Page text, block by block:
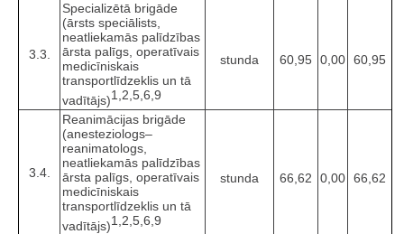
3.3.
Specializētā brigāde
(ārsts speciālists,
neatliekamās palīdzības
ārsta palīgs, operatīvais
medicīniskais
transportlīdzeklis un tā
vadītājs)1,2,5,6,9
stunda 60,95 0,00 60,95
3.4.
Reanimācijas brigāde
(anesteziologs–
reanimatologs,
neatliekamās palīdzības
ārsta palīgs, operatīvais
medicīniskais
transportlīdzeklis un tā
vadītājs)1,2,5,6,9
stunda 66,62 0,00 66,62